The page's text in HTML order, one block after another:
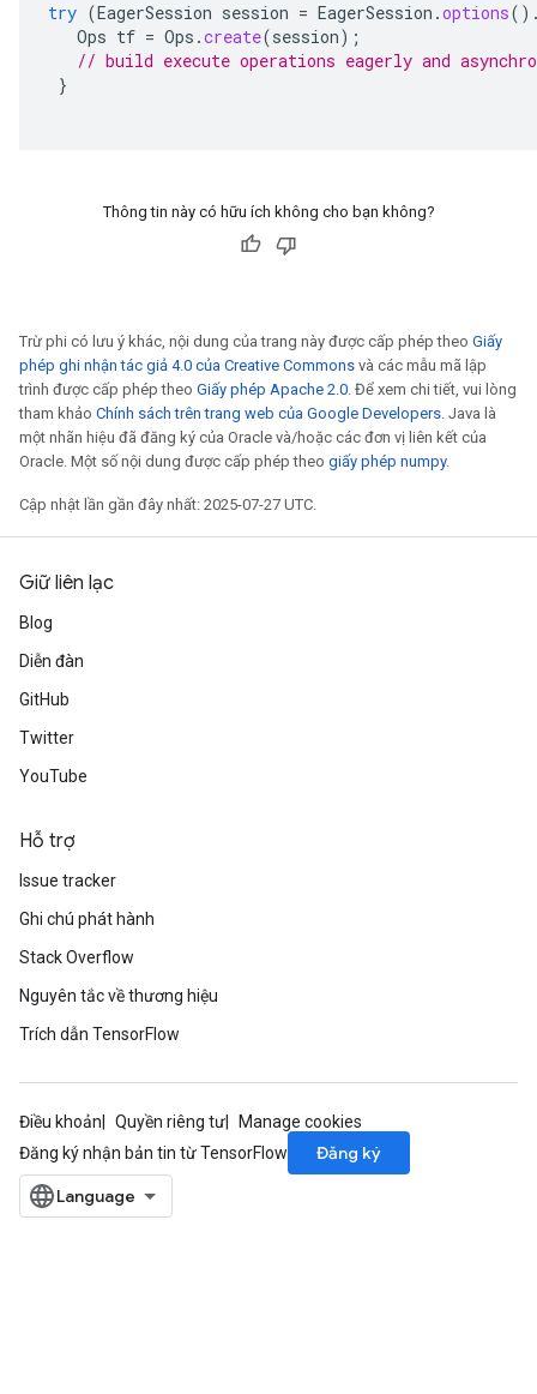
try (EagerSession session = EagerSession .options
Ops tf = Ops .create(session);
// build execute operations eagerly and
}
Thông tin này có hữu ích không cho bạn không?
Trừ phi có lưu ý khác, nội dung của trang này được cấp phép theo Giấy
phép ghi nhận tác giả 4.0 của Creative Commons và các mẫu mã lập
trình được cấp phép theo Giấy phép Apache 2.0. Để xem chi tiết, vui lòng
tham khảo Chính sách trên trang web của Google Developers. Java là
một nhãn hiệu đã đăng ký của Oracle và/hoặc các đơn vị liên kết của
Oracle. Một số nội dung được cấp phép theo giấy phép numpy.
Cập nhật lần gần đây nhất: 2025-07-27 UTC.
Giữ liên lạc
Blog
Diễn đàn
GitHub
Twitter
YouTube
Hỗ trợ
Issue tracker
Ghi chú phát hành
Stack Overflow
Nguyên tắc về thương hiệu
Trích dẫn TensorFlow
Điều khoản Quyền riêng tư
Manage cookies
Đăng ký nhận bản tin từ TensorFlow
Đăng ký